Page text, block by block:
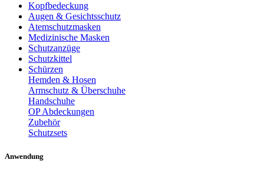
Kopfbedeckung
Augen & Gesichtsschutz
Atemschutzmasken
Medizinische Masken
Schutzanzüge
Schutzkittel
Schürzen
Hemden & Hosen
Armschutz & Überschuhe
Handschuhe
OP Abdeckungen
Zubehör
Schutzsets
Anwendung